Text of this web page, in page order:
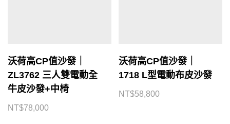
沃荷高CP值沙發｜
ZL3762 三人雙電動全
牛皮沙發+中椅
NT$78,000
沃荷高CP值沙發｜
1718 L型電動布皮沙發
NT$58,800